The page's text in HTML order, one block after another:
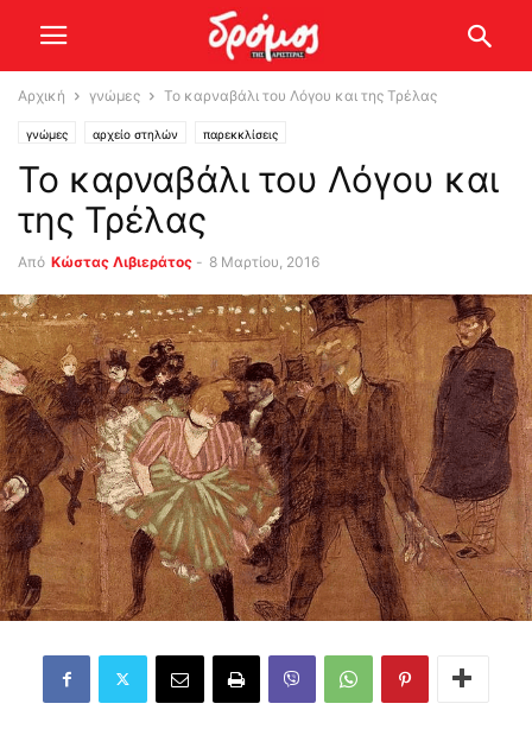
Αρχική γνώμες Το καρναβάλι του Λόγου και της Τρέλας
γνώμες αρχείο στηλών παρεκκλίσεις
Το καρναβάλι του Λόγου και
της Τρέλας
Από Κώστας Λιβιεράτος - 8 Μαρτίου, 2016